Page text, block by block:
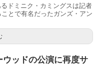
ドミニク・カミングスは記者
とで有名だったガンズ・アン
ッドの公演に再度サ